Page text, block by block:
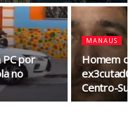
por
no
MANAUS
Homem
ex3cutad0
Centro-Sul